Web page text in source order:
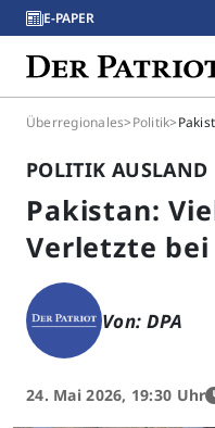
E-PAPER
Überregionales>Politik>
POLITIK AUSLAND
Pakistan:
Verletzte bei
Von: DPA
24. Mai 2026, 19:30 Uhr